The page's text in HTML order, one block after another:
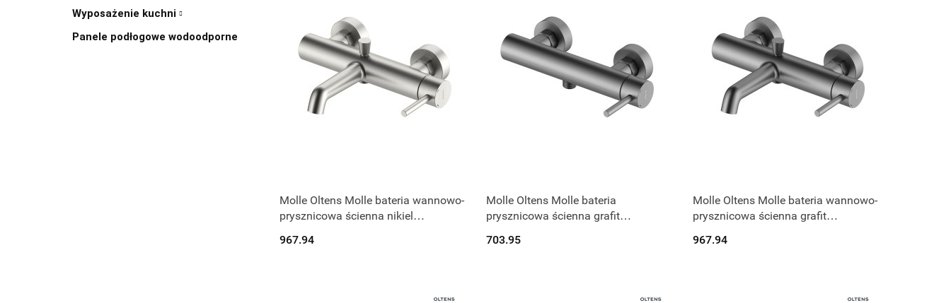
Wyposażenie kuchni
Panele podłogowe wodoodporne
Produkt niedostępny
Molle Oltens Molle bateria wannowo-
prysznicowa ścienna nikiel
967.94
Produkt niedostępny
Molle Oltens Molle bateria
prysznicowa ścienna grafit
703.95
Produkt niedostępny
Molle Oltens Molle bateria wannowo-
prysznicowa ścienna grafit
967.94